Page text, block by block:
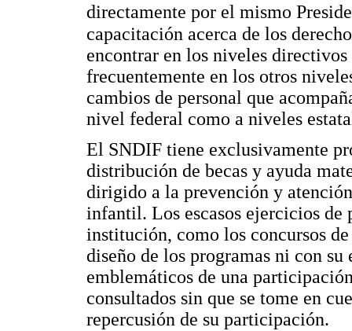
directamente por el mismo
capacitación acerca de los
encontrar en los niveles
frecuentemente en los otros
cambios de personal que
nivel federal como a niveles
El SNDIF tiene exclusivamente
distribución de becas y ayuda
dirigido a la prevención y
infantil. Los escasos ejercicios
institución, como los concursos
diseño de los programas ni con
emblemáticos de una
consultados sin que se tome en
repercusión de su participación.